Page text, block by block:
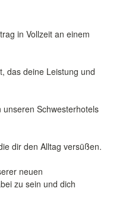
in Vollzeit an einem
das deine Leistung und
unseren Schwesterhotels
dir den Alltag versüßen.
neuen
zu sein und dich